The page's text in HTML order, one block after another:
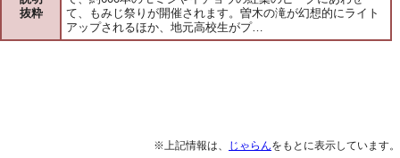
抜粋
て、もみじ祭りが開催されます。曽木の滝が幻想的にライト
アップされるほか、地元高校生がプ…
※上記情報は、 じゃらんをもとに表示しています。